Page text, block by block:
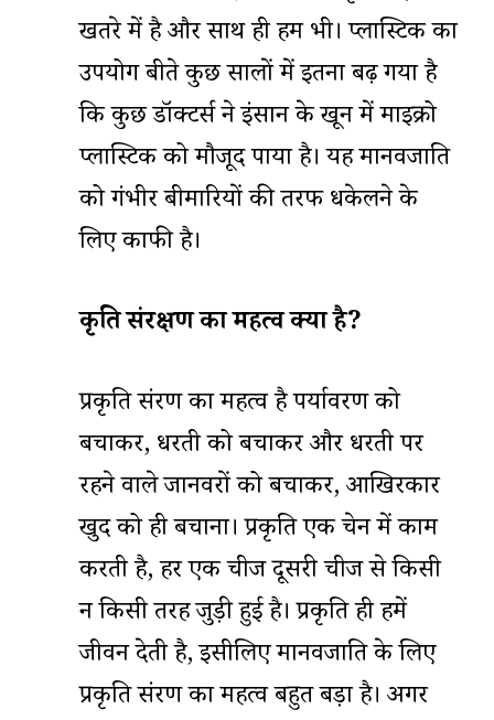
खतरे में है और साथ ही हम भी। प्लास्टिक का
उपयोग बीते कुछ सालों में इतना बढ़ गया है
कि कुछ डॉक्टर्स ने इंसान के खून में माइक्रो
प्लास्टिक को मौजूद पाया है। यह मानवजाति
को गंभीर बीमारियों की तरफ धकेलने के
लिए काफी है।
प्रकृतिसंरक्षणकामहत्वक्याहै?
प्रकृति संरक्षण का महत्व है पर्यावरण को
बचाकर, धरती को बचाकर और धरती पर
रहने वाले जानवरों को बचाकर, आखिरकार
खुद को ही बचाना। प्रकृति एक चेन में काम
करती है, हर एक चीज दूसरी चीज से किसी
न किसी तरह जुड़ी हुई है। प्रकृति ही हमें
जीवन देती है, इसीलिए मानवजाति के लिए
प्रकृति संरक्षण का महत्व बहुत बड़ा है। अगर